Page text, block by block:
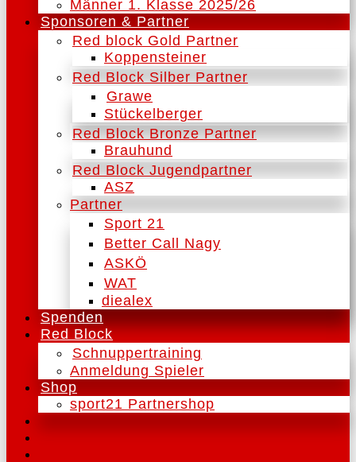
Männer 1. Klasse 2025/26
Sponsoren & Partner
Red block Gold Partner
Koppensteiner
Red Block Silber Partner
Grawe
Stückelberger
Red Block Bronze Partner
Brauhund
Red Block Jugendpartner
ASZ
Partner
Sport 21
Better Call Nagy
ASKÖ
WAT
diealex
Spenden
Red Block
Schnuppertraining
Anmeldung Spieler
Shop
sport21 Partnershop